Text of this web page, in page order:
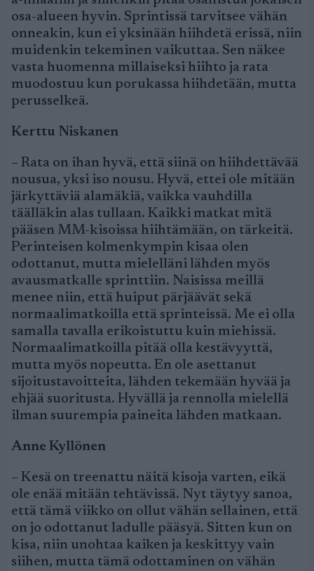
osa-alueen hyvin. Sprintissä tarvitsee vähän
onneakin, kun ei yksinään hiihdetä erissä, niin
muidenkin tekeminen vaikuttaa. Sen näkee
vasta huomenna millaiseksi hiihto ja rata
muodostuu kun porukassa hiihdetään, mutta
perusselkeä.
Kerttu Niskanen
– Rata on ihan hyvä, että siinä on hiihdettävää
nousua, yksi iso nousu. Hyvä, ettei ole mitään
järkyttäviä alamäkiä, vaikka vauhdilla
täälläkin alas tullaan. Kaikki matkat mitä
pääsen MM-kisoissa hiihtämään, on tärkeitä.
Perinteisen kolmenkympin kisaa olen
odottanut, mutta mielelläni lähden myös
avausmatkalle sprinttiin. Naisissa meillä
menee niin, että huiput pärjäävät sekä
normaalimatkoilla että sprinteissä. Me ei olla
samalla tavalla erikoistuttu kuin miehissä.
Normaalimatkoilla pitää olla kestävyyttä,
mutta myös nopeutta. En ole asettanut
sijoitustavoitteita, lähden tekemään hyvää ja
ehjää suoritusta. Hyvällä ja rennolla mielellä
ilman suurempia paineita lähden matkaan.
Anne Kyllönen
– Kesä on treenattu näitä kisoja varten, eikä
ole enää mitään tehtävissä. Nyt täytyy sanoa,
että tämä viikko on ollut vähän sellainen, että
on jo odottanut ladulle pääsyä. Sitten kun on
kisa, niin unohtaa kaiken ja keskittyy vain
siihen, mutta tämä odottaminen on vähän